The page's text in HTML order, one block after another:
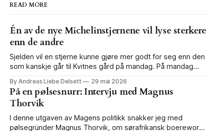
READ MORE
Én av de nye Michelinstjernene vil lyse sterkere
enn de andre
Sjelden vil en stjerne kunne gjøre mer godt for seg enn den
som kanskje går til Kvitnes gård på mandag. På mandag
Fortsatt regnes Michelinguiden, som den oftere kalles, som
verdens mest innflytelsesrike restaurantguide. Etter at det i
2014-2015 begynte
By Andreas Liebe Delsett 29 mai 2026
På en pølsesnurr: Intervju med Magnus
Thorvik
I denne utgaven av Magens politikk snakker jeg med
pølsegründer Magnus Thorvik, om sørafrikansk boerewors